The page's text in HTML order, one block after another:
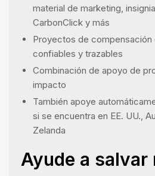
material de marketing,
CarbonClick y más
Proyectos de compensación
confiables y trazables
Combinación de apoyo de
impacto
También apoye
si se encuentra en EE. UU.,
Zelanda
Ayude a salvar